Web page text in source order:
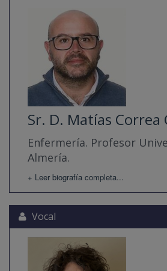
Sr. D. Matías Correa
Enfermería. Profesor
Almería.
+ Leer biografía completa...
Vocal